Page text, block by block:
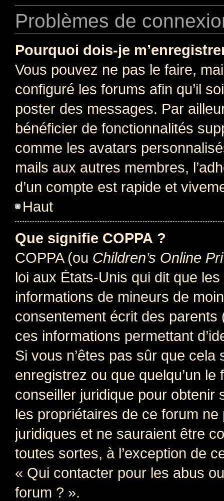
Problèmes de
Pourquoi dois-je
Vous pouvez ne pas le faire,
configuré les forums afin qu’il
poster des messages. Par
bénéficier de fonctionnalités
comme les avatars
mails aux autres membres,
d’un compte est rapide et
Haut
Que signifie COPPA ?
COPPA (ou Children’s Online
loi aux États-Unis qui dit que
informations de mineurs de
consentement écrit des parents
ces informations permettant
Si vous n’êtes pas sûr que
enregistrez ou que quelqu’un
conseiller juridique pour obtenir
les propriétaires de ce forum
juridiques et ne sauraient être
toutes sortes, à l’exception de
« Qui contacter pour les abus
forum ? ».